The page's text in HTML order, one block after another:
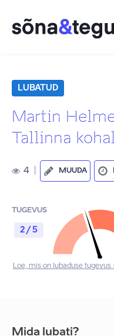
LUBATUD
Martin
Tallinna
4 MUUDA
TUGEVUS
2 / 5
Loe, mis on lubaduse tugevus
Mida lubati?